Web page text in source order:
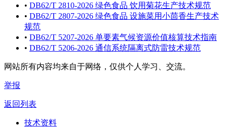
• DB62/T 2810-2026 绿色食品 饮用菊花生产技术规范
• DB62/T 2807-2026 绿色食品 设施菜用小茴香生产技术
规范
• DB62/T 5207-2026 单要素气候资源价值核算技术指南
• DB62/T 5206-2026 通信系统隔离式防雷技术规范
网站所有内容均来自于网络，仅供个人学习、交流。
举报
返回列表
技术资料